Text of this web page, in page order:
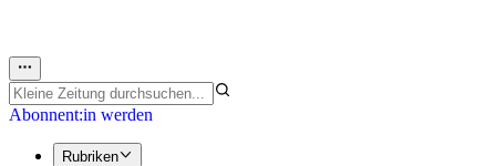
Abonnent:in werden
Rubriken